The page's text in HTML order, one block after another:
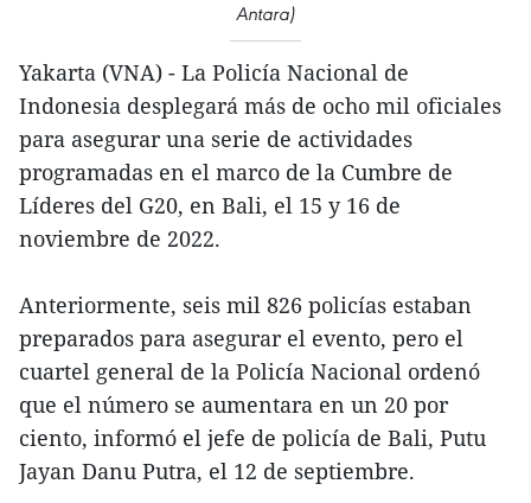
Antara)
Yakarta (VNA) - La Policía Nacional de
Indonesia desplegará más de ocho mil oficiales
para asegurar una serie de actividades
programadas en el marco de la Cumbre de
Líderes del G20, en Bali, el 15 y 16 de
noviembre de 2022.
Anteriormente, seis mil 826 policías estaban
preparados para asegurar el evento, pero el
cuartel general de la Policía Nacional ordenó
que el número se aumentara en un 20 por
ciento, informó el jefe de policía de Bali, Putu
Jayan Danu Putra, el 12 de septiembre.